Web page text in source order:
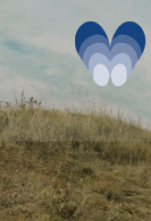
naar
de
hoofdnavigatie
naar
de
hoofd
inhoud
naar
de
eerste
sidebar